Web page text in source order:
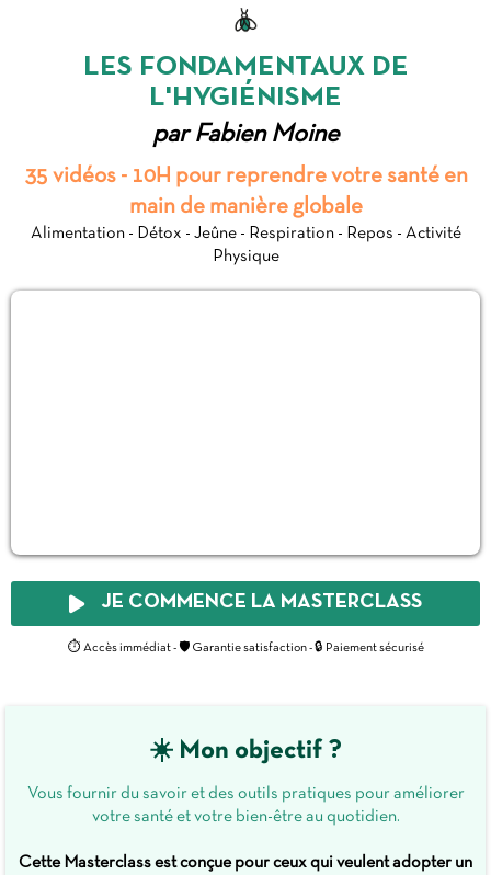
LES FONDAMENTAUX DE
L'HYGIÉNISME
par Fabien Moine
35 vidéos - 10H pour reprendre votre santé en
main de manière globale
Alimentation - Détox - Jeûne - Respiration - Repos - Activité
Physique
JE COMMENCE LA MASTERCLASS
⏱️ Accès immédiat - 🛡️ Garantie satisfaction - 🔒 Paiement sécurisé
☀️ Mon objectif ?
Vous fournir du savoir et des outils pratiques pour améliorer
votre santé et votre bien-être au quotidien.
Cette Masterclass est conçue pour ceux qui veulent adopter un